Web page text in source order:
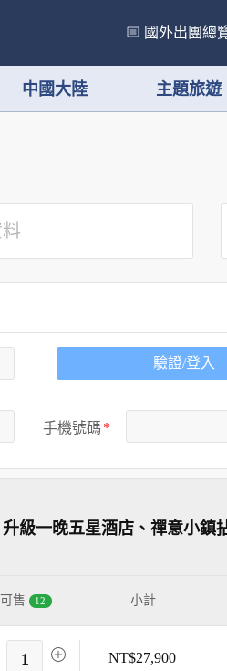
國外出團總
中國大陸 主題旅遊
驗證/登入
手機號碼
級一晚五星酒店、禪意小鎮
可售 12 小計
1 NT$27,900